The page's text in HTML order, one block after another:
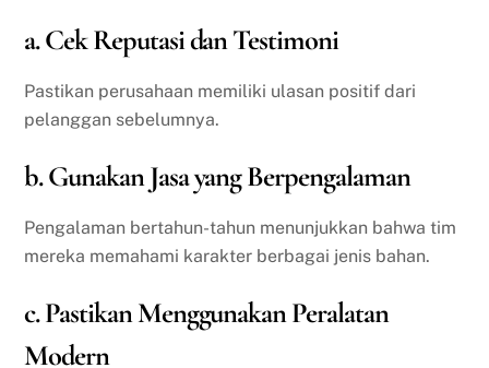
a. Cek Reputasi dan Testimoni
Pastikan perusahaan memiliki ulasan positif dari
pelanggan sebelumnya.
b. Gunakan Jasa yang Berpengalaman
Pengalaman bertahun-tahun menunjukkan bahwa tim
mereka memahami karakter berbagai jenis bahan.
c. Pastikan Menggunakan Peralatan
Modern